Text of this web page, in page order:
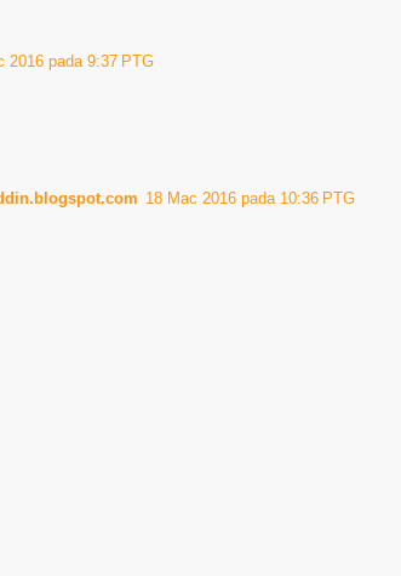
2016 pada 9:37 PTG
18 Mac 2016 pada 10:36 PTG